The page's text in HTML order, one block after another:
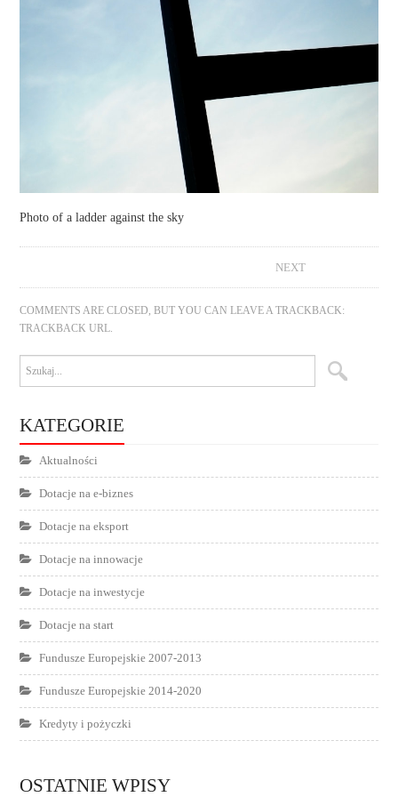
Photo of a ladder against the sky
NEXT
COMMENTS ARE CLOSED, BUT YOU CAN LEAVE A TRACKBACK:
TRACKBACK URL
KATEGORIE
Aktualności
Dotacje na e-biznes
Dotacje na eksport
Dotacje na innowacje
Dotacje na inwestycje
Dotacje na start
Fundusze Europejskie 2007-2013
Fundusze Europejskie 2014-2020
Kredyty i pożyczki
OSTATNIE WPISY